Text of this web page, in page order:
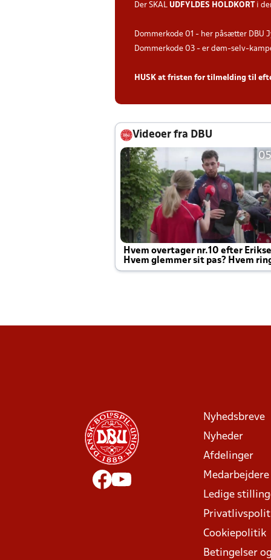
Der SKAL UDFYLDES HOLDKORTi
Dommerkode 01 - her påsætter
Dommerkode 03 - er døm-selv-
HUSK at fristen for tilmelding til
Videoer fra DBU
Hvem overtager nr.10 efter
Hvem glemmer sit pas? Hvem
Joachim altid til efter kampe?
Nyhedsbreve
Nyheder
Afdelinger
Medarbejdere
Ledige
Cookiepolitik
Betingelser